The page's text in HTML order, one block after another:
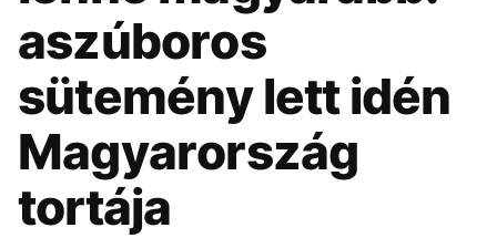
FILM + SOROZAT TECH-TUDOMÁNY
SPORT TÁRSADALOM
UTAZÁS
ÉLETMÓD DESIGN
BESZÉLGETÉSEK
ENERGIAVÁLSÁG SEBESTYÉN BALÁZS
MADONNA MAGYARORSZÁG
aszúboros
sütemény lett idén
Magyarország
tortája